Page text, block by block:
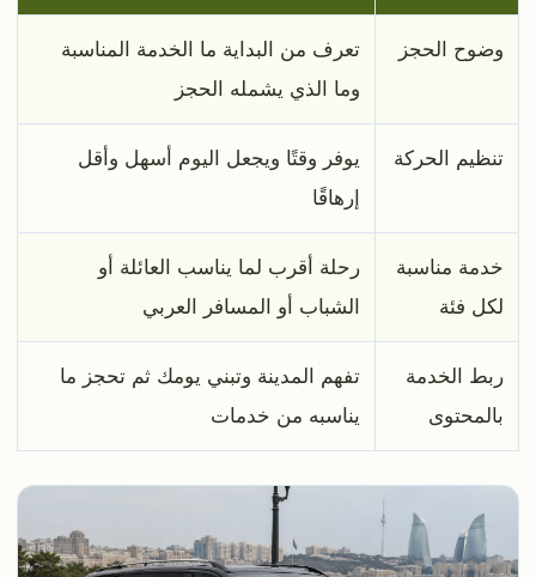
وضوح الحجز
تعرف من البداية ما الخدمة المناسبة
وما الذي يشمله الحجز
تنظيم الحركة
يوفر وقتًا ويجعل اليوم أسهل وأقل
إرهاقًا
خدمة مناسبة
لكل فئة
رحلة أقرب لما يناسب العائلة أو
الشباب أو المسافر العربي
ربط الخدمة
بالمحتوى
تفهم المدينة وتبني يومك ثم تحجز ما
يناسبه من خدمات